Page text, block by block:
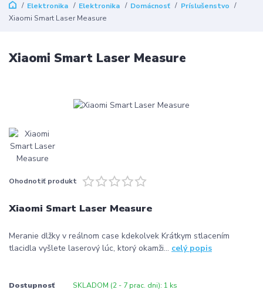
Elektronika Elektronika Domácnosť
Príslušenstvo
Xiaomi Smart Laser Measure
Xiaomi Smart Laser Measure
Ohodnotiť produkt
Xiaomi Smart Laser Measure
Meranie dlžky v reálnom case kdekolvek Krátkym stlacením
tlacidla vyšlete laserový lúc, ktorý okamži... celý popis
Dostupnosť SKLADOM (2 - 7 prac. dni): 1 ks